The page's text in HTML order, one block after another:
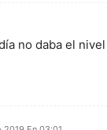
no daba el